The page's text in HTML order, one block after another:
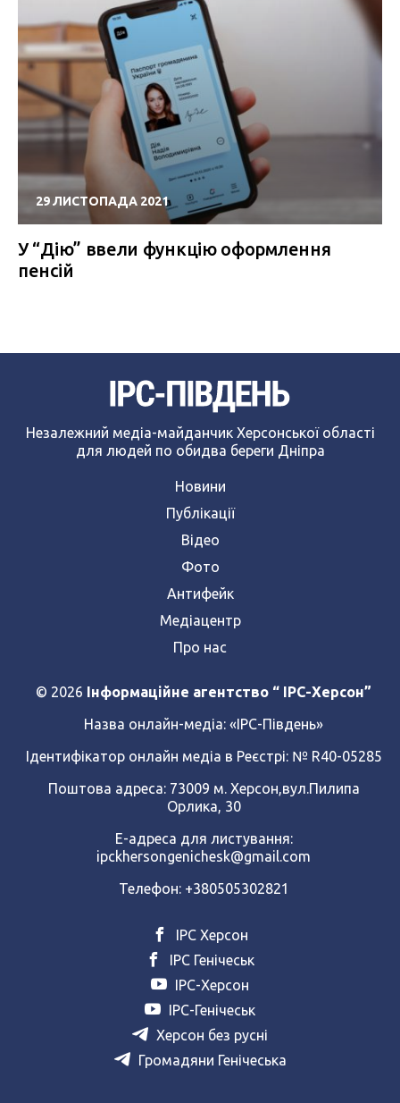
29 ЛИСТОПАДА 2021
У “Дію” ввели функцію оформлення
пенсій
Незалежний медіа-майданчик Херсонської області
для людей по обидва береги Дніпра
Новини
Публікації
Відео
Фото
Антифейк
Медіацентр
Про нас
© 2026 Інформаційне агентство “ IPC-Херсон”
Назва онлайн-медіа: «ІРС-Південь»
Ідентифікатор онлайн медіа в Реєстрі: № R40-05285
Поштова адреса: 73009 м. Херсон,вул.Пилипа
Орлика, 30
Е-адреса для листування:
ipckhersongenichesk@gmail.com
Телефон: +380505302821
ІРС Херсон
ІРС Генічеськ
ІРС-Херсон
ІРС-Генічеськ
Херсон без русні
Громадяни Генічеська